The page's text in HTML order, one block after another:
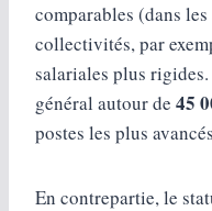
comparables (dans
collectivités, par
salariales plus
général autour de 45
postes les plus
En contrepartie, le